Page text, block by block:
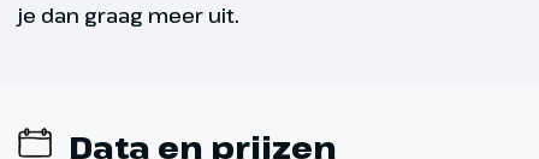
Keulen – Arnhem
je dan graag meer uit.
Data en prijzen